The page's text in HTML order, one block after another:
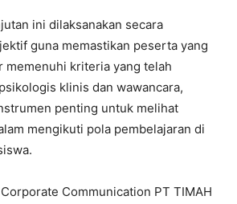
ini dilaksanakan secara
guna memastikan peserta yang
kriteria yang telah
klinis dan wawancara,
penting untuk melihat
mengikuti pola pembelajaran di
Communication PT TIMAH